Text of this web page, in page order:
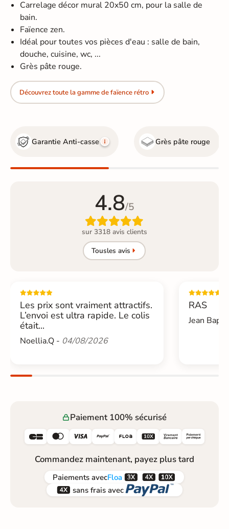
Carrelage décor mural 20x50 cm, pour la salle de
bain.
Faïence zen.
Idéal pour toutes vos pièces d'eau : salle de bain,
douche, cuisine, wc, ...
Grès pâte rouge.
Découvrez toute la gamme de faïence rétro
Garantie Anti-casse Grès pâte rouge
4.8/5

sur 3318 avis clients
Tousles avis
Les prix sont vraiment attractifs.
L’envoi est ultra rapide. Le colis
était...
Noellia.Q - 04/08/2026
RAS
Jean
Paiement 100% sécurisé
     
Commandez maintenant, payez plus tard
Paiements avecFloa  
 sans frais avec 